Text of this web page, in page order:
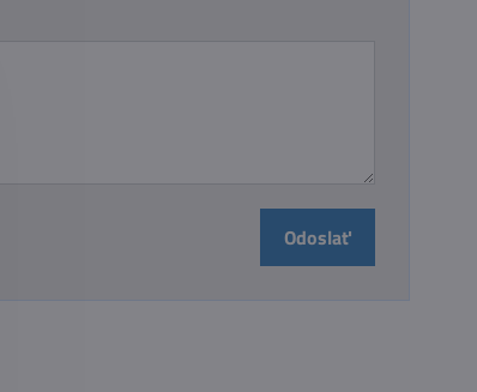
Odoslať